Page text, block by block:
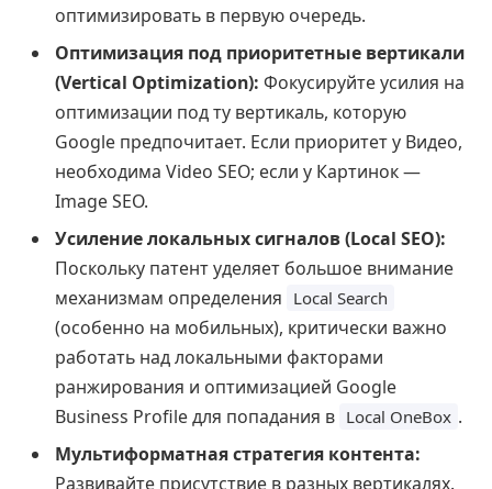
оптимизировать в первую очередь.
Оптимизация под приоритетные вертикали
(Vertical Optimization): Фокусируйте усилия на
оптимизации под ту вертикаль, которую
Google предпочитает. Если приоритет у Видео,
необходима Video SEO; если у Картинок —
Image SEO.
Усиление локальных сигналов (Local SEO):
Поскольку патент уделяет большое внимание
механизмам определения Local Search
(особенно на мобильных), критически важно
работать над локальными факторами
ранжирования и оптимизацией Google
Business Profile для попадания в Local OneBox .
Мультиформатная стратегия контента:
Развивайте присутствие в разных вертикалях.